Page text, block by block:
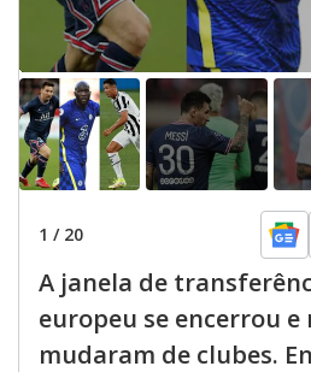
1 / 20
A janela de
europeu se encerrou
mudaram de clubes.